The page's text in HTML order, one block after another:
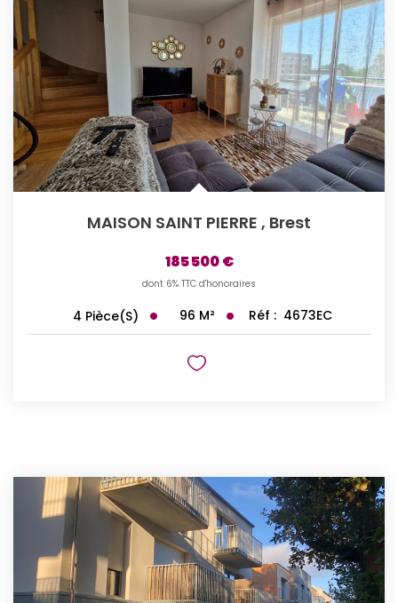
MAISON SAINT PIERRE , Brest
185 500 €
dont 6% TTC d'honoraires
4 Pièce(s) 96 M² Réf : 4673EC